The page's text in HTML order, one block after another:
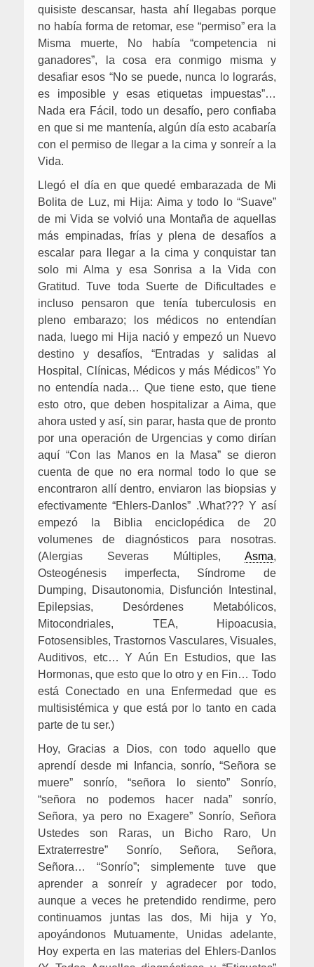
quisiste descansar, hasta ahí llegabas porque
no había forma de retomar, ese “permiso” era la
Misma muerte, No había “competencia ni
ganadores”, la cosa era conmigo misma y
desafiar esos “No se puede, nunca lo lograrás,
es imposible y esas etiquetas impuestas”…
Nada era Fácil, todo un desafío, pero confiaba
en que si me mantenía, algún día esto acabaría
con el permiso de llegar a la cima y sonreír a la
Vida.
Llegó el día en que quedé embarazada de Mi
Bolita de Luz, mi Hija: Aima y todo lo “Suave”
de mi Vida se volvió una Montaña de aquellas
más empinadas, frías y plena de desafíos a
escalar para llegar a la cima y conquistar tan
solo mi Alma y esa Sonrisa a la Vida con
Gratitud. Tuve toda Suerte de Dificultades e
incluso pensaron que tenía tuberculosis en
pleno embarazo; los médicos no entendían
nada, luego mi Hija nació y empezó un Nuevo
destino y desafíos, “Entradas y salidas al
Hospital, Clínicas, Médicos y más Médicos” Yo
no entendía nada… Que tiene esto, que tiene
esto otro, que deben hospitalizar a Aima, que
ahora usted y así, sin parar, hasta que de pronto
por una operación de Urgencias y como dirían
aquí “Con las Manos en la Masa” se dieron
cuenta de que no era normal todo lo que se
encontraron allí dentro, enviaron las biopsias y
efectivamente “Ehlers-Danlos” .What??? Y así
empezó la Biblia enciclopédica de 20
volumenes de diagnósticos para nosotras.
(Alergias Severas Múltiples, Asma,
Osteogénesis imperfecta, Síndrome de
Dumping, Disautonomia, Disfunción Intestinal,
Epilepsias, Desórdenes Metabólicos,
Mitocondriales, TEA, Hipoacusia,
Fotosensibles, Trastornos Vasculares, Visuales,
Auditivos, etc… Y Aún En Estudios, que las
Hormonas, que esto que lo otro y en Fin… Todo
está Conectado en una Enfermedad que es
multisistémica y que está por lo tanto en cada
parte de tu ser.)
Hoy, Gracias a Dios, con todo aquello que
aprendí desde mi Infancia, sonrío, “Señora se
muere” sonrío, “señora lo siento” Sonrío,
“señora no podemos hacer nada” sonrío,
Señora, ya pero no Exagere” Sonrío, Señora
Ustedes son Raras, un Bicho Raro, Un
Extraterrestre” Sonrío, Señora, Señora,
Señora… “Sonrío”; simplemente tuve que
aprender a sonreír y agradecer por todo,
aunque a veces he pretendido rendirme, pero
continuamos juntas las dos, Mi hija y Yo,
apoyándonos Mutuamente, Unidas adelante,
Hoy experta en las materias del Ehlers-Danlos